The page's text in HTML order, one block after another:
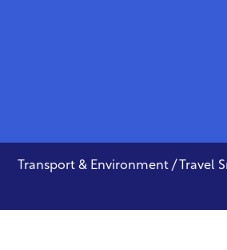
Transport & Environment / Travel